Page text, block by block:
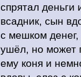
спрятал
всадник, сын
с мешком денег,
ушёл, но может
ему коня и